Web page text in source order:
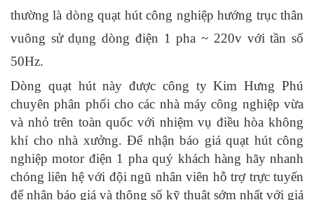
thường là dòng quạt hút công nghiệp hướng trục thân
vuông sử dụng dòng điện 1 pha ~ 220v với tần số
50Hz.
Dòng quạt hút này được công ty Kim Hưng Phú
chuyên phân phối cho các nhà máy công nghiệp vừa
và nhỏ trên toàn quốc với nhiệm vụ điều hòa không
khí cho nhà xưởng. Để nhận báo giá quạt hút công
nghiệp motor điện 1 pha quý khách hàng hãy nhanh
chóng liên hệ với đội ngũ nhân viên hỗ trợ trực tuyến
để nhận báo giá và thông số kỹ thuật sớm nhất với giá